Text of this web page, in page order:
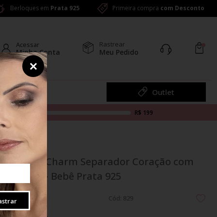
Berloques em Prata 925 Primeira compra com Desconto
Acessar
Minha Conta
Rastrear
Meu Pedido
Outlet
R$ 199
Berloque Charm Separador Coração com
Pezinhos - Bebê Prata 925
Cód: 829